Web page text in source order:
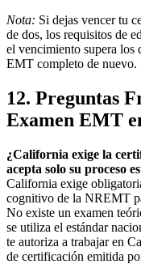
Nota: Si dejas vencer tu
de dos, los requisitos de
el vencimiento supera los
EMT completo de nuevo.
12. Preguntas
Examen EMT
¿California exige la
acepta solo su proceso
California exige
cognitivo de la NREMT
No existe un examen
se utiliza el estándar
te autoriza a trabajar en
de certificación emitida